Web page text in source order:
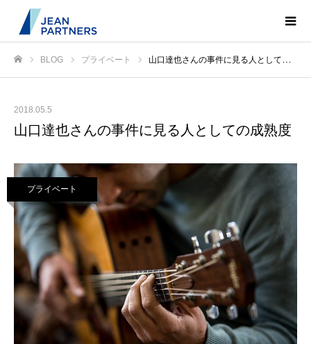
BLOG プライベート 山口達也さんの事件に見る人としての成熟度
2018.05.5
山口達也さんの事件に見る人としての成熟度
プライベート